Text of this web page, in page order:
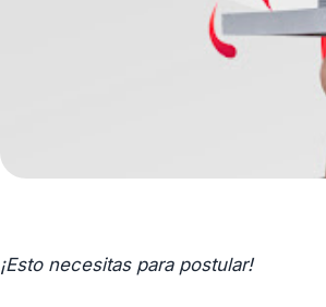
¡Esto necesitas para postular!